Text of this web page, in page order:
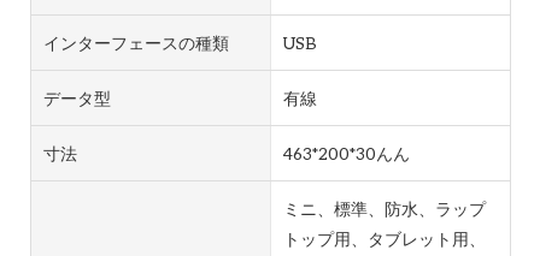
インターフェースの種類 USB
データ型 有線
寸法 463*200*30んん
ミニ、標準、防水、ラップ
トップ用、タブレット用、